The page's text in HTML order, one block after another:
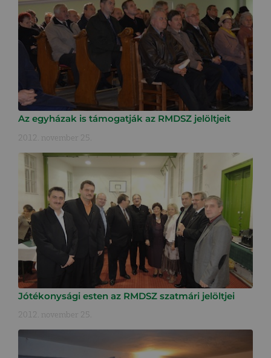
Az egyházak is támogatják az RMDSZ jelöltjeit
2012. november 25.
Jótékonysági esten az RMDSZ szatmári jelöltjei
2012. november 25.